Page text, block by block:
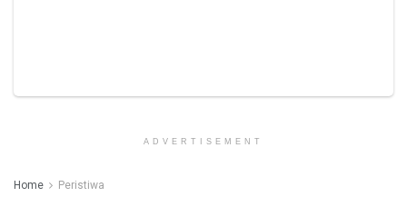
ADVERTISEMENT
Home Peristiwa